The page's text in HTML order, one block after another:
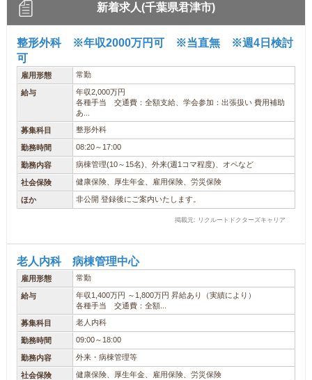
新着求人(千葉県君津市)
整形外科 ※年収2000万円可 ※当直無 ※週4日検討
可
雇用形態 常勤
給与
年収2,000万円
各種手当 交通費：全額支給、学会参加：出張扱い 費用補助
あ...
募集科目 整形外科
勤務時間 08:20～17:00
勤務内容 病棟管理(10～15名)、外来(週1コマ程度)、オペなど
社会保険 健康保険、厚生年金、雇用保険、労災保険
ほか 非公開 登録後にご案内いたします。
掲載元: リクルートドクターズキャリア
老人内科 病棟管理中心
雇用形態 常勤
給与
年収1,400万円 ～1,800万円 昇給あり（実績により）
各種手当 交通費：全額...
募集科目 老人内科
勤務時間 09:00～18:00
勤務内容 外来・病棟管理等
社会保険 健康保険、厚生年金、雇用保険、労災保険